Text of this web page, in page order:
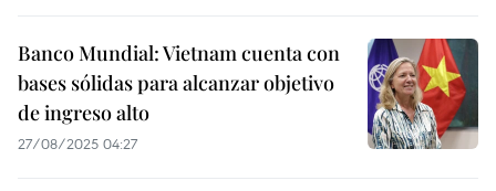
Banco Mundial: Vietnam cuenta con
bases sólidas para alcanzar objetivo
de ingreso alto
27/08/2025 04:27